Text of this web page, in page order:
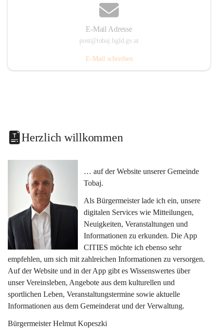
E-Mail Adresse
post@tobaj.bgld.gv.at
E-Mail schreiben
Herzlich willkommen
… auf der Website unserer Gemeinde
Tobaj.
Als Bürgermeister lade ich ein, unsere
digitalen Services wie Mitteilungen,
Neuigkeiten, Veranstaltungen und
Informationen zu erkunden. Die App
CITIES möchte ich ebenso sehr
empfehlen, um sich mit zahlreichen Informationen zu versorgen.
Auf der Website und in der App gibt es Wissenswertes über
unser Vereinsleben, Angebote aus dem kulturellen und
sportlichen Leben, Veranstaltungstermine sowie aktuelle
Informationen aus dem Gemeinderat und der Verwaltung.
Bürgermeister Helmut Kopeszki